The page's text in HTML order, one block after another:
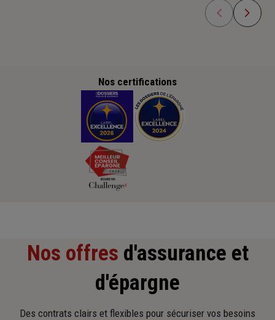
Nos certifications
Nos offres d'assurance et
d'épargne
Des contrats clairs et flexibles pour sécuriser vos besoins